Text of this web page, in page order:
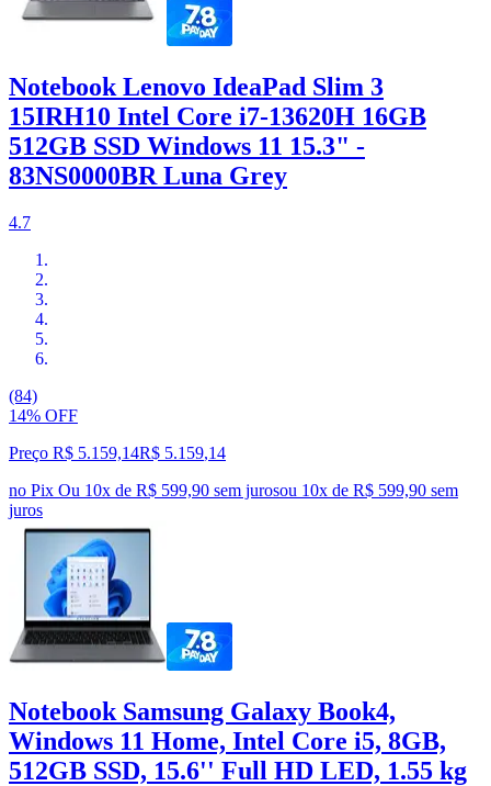
Notebook Lenovo IdeaPad Slim 3
15IRH10 Intel Core i7-13620H 16GB
512GB SSD Windows 11 15.3" -
83NS0000BR Luna Grey
4.7
(84)
14% OFF
Preço R$ 5.159,14R$ 5.159,14
no Pix Ou 10x de R$ 599,90 sem jurosou 10x de R$ 599,90 sem
juros
Notebook Samsung Galaxy Book4,
Windows 11 Home, Intel Core i5, 8GB,
512GB SSD, 15.6'' Full HD LED, 1.55 kg